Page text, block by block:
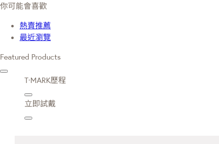
你可能會喜歡
熱賣推薦
最近瀏覽
Featured Products
T·MARK歷程
立即試戴